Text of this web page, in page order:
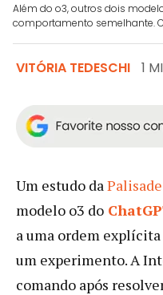
Além do o3, outros dois
comportamento semelhante.
VITÓRIA TEDESCHI 1
Um estudo da
modelo o3 do
a uma ordem
um experimento. A
comando após